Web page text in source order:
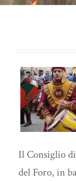
Il Consiglio
del Foro, in